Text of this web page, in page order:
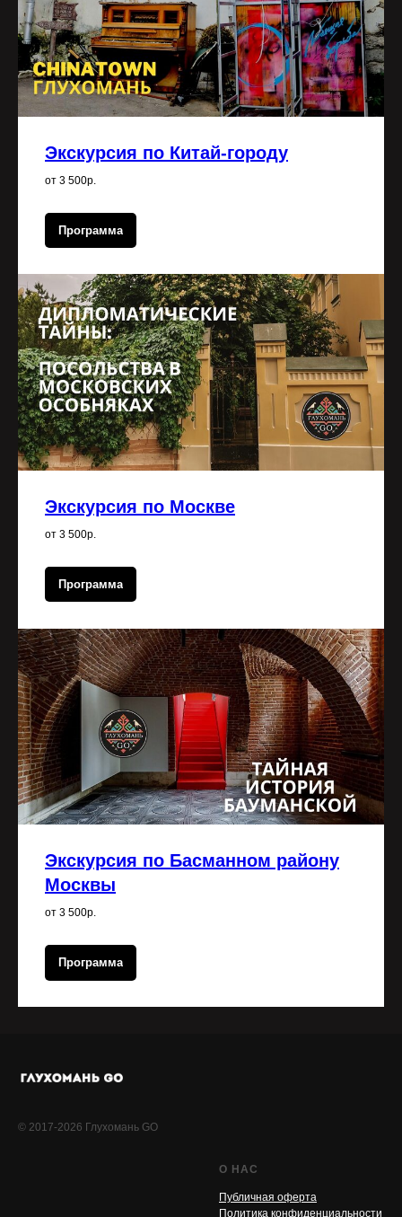
Экскурсия по Китай-городу
от 3 500р.
Программа
Экскурсия по Москве
от 3 500р.
Программа
Экскурсия по Басманном району
Москвы
от 3 500р.
Программа
© 2017-2026 Глухомань GO
О НАС
Публичная оферта
Политика конфиденциальности